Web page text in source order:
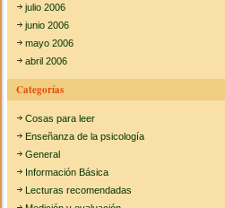
julio 2006
junio 2006
mayo 2006
abril 2006
Categorías
Cosas para leer
Enseñanza de la psicología
General
Información Básica
Lecturas recomendadas